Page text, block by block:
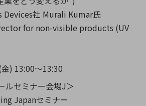
社 Murali Kumar氏
for non-visible products (UV
) 13:00〜13:30
ルセミナー会場J＞
Japanセミナー